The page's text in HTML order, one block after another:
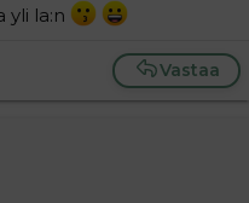
yli la:n
Vastaa